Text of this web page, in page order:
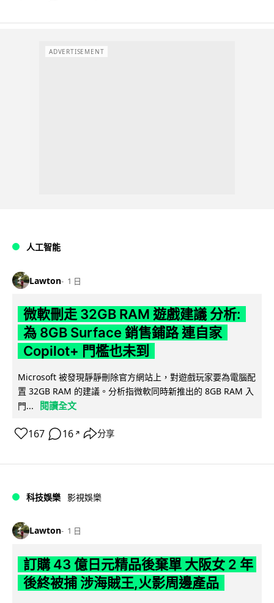
ADVERTISEMENT
人工智能
Lawton 1 日
微軟刪走 32GB RAM 遊戲建議 分析:
為 8GB Surface 銷售鋪路 連自家
Copilot+ 門檻也未到
Microsoft 被發現靜靜刪除官方網站上，對遊戲玩家要為電腦配
置 32GB RAM 的建議。分析指微軟同時新推出的 8GB RAM 入
門...
閱讀全文
167 16 ↗ 分享
科技娛樂 影視娛樂
Lawton 1 日
訂購 43 億日元精品後棄單 大阪女 2 年
後終被捕 涉海賊王,火影周邊產品